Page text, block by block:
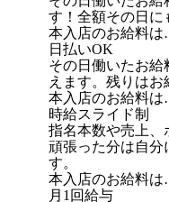
す！全額その日に
本入店のお給料
日払いOK
その日働いたお給
えます。残りはお
本入店のお給料
時給スライド制
指名本数や売上、
頑張った分は自分
す。
本入店のお給料
月1回給与